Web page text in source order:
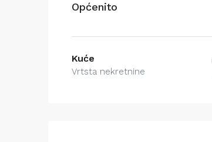
Općenito
Kuće
Vrtsta nekretnine